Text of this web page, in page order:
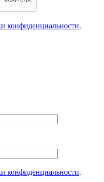
конфиденциальности.
конфиденциальности.